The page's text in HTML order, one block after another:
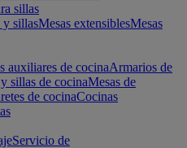
sillas
y sillasMesas extensiblesMesas
auxiliares de cocinaArmarios de
sillas de cocinaMesas de
de cocinaCocinas
Servicio de